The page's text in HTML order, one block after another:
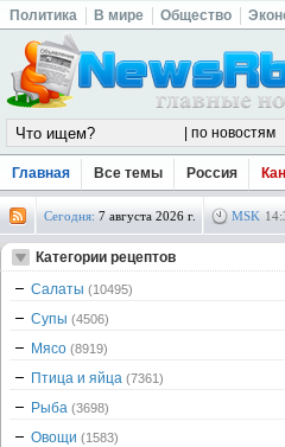
Политика В мире Общество
Главная Все темы Россия
Сегодня: 7 августа 2026 г. MSK 14:
Категории рецептов
Салаты (10495)
Супы (4506)
Мясо (8919)
Птица и яйца (7361)
Рыба (3698)
Овощи (1583)